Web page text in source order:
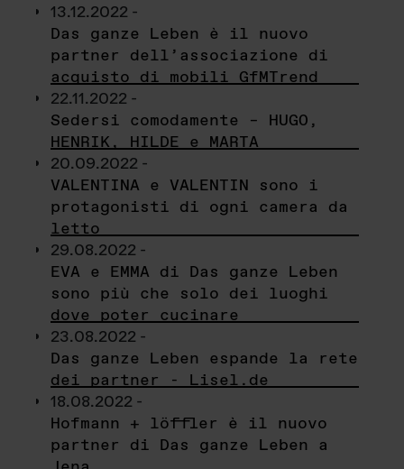
13.12.2022 -
Das ganze Leben è il nuovo
partner dell’associazione di
acquisto di mobili GfMTrend
22.11.2022 -
Sedersi comodamente – HUGO,
HENRIK, HILDE e MARTA
20.09.2022 -
VALENTINA e VALENTIN sono i
protagonisti di ogni camera da
letto
29.08.2022 -
EVA e EMMA di Das ganze Leben
sono più che solo dei luoghi
dove poter cucinare
23.08.2022 -
Das ganze Leben espande la rete
dei partner - Lisel.de
18.08.2022 -
Hofmann + löffler è il nuovo
partner di Das ganze Leben a